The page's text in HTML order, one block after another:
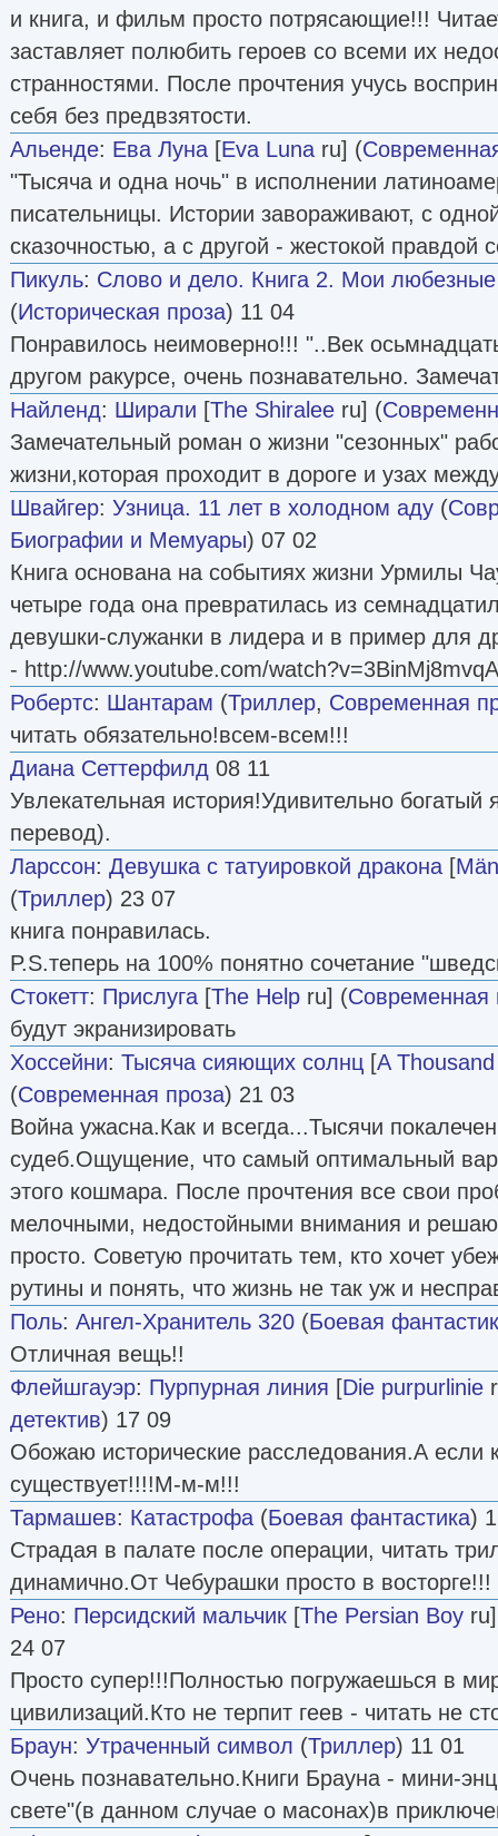
и книга, и фильм просто потрясающие!!!
заставляет полюбить героев со всеми их
странностями. После прочтения учусь
себя без предвзятости.
Альенде: Ева Луна [Eva Luna ru] (
"Тысяча и одна ночь" в исполнении
писательницы. Истории завораживают, с
сказочностью, а с другой - жестокой правдой
Пикуль: Слово и дело. Книга 2. Мои
(Историческая проза) 11 04
Понравилось неимоверно!!! "..Век
другом ракурсе, очень познавательно.
Найленд: Ширали [The Shiralee ru] (
Замечательный роман о жизни "сезонных"
жизни,которая проходит в дороге и узах
Швайгер: Узница. 11 лет в холодном аду (
Биографии и Мемуары) 07 02
Книга основана на событиях жизни Урмилы
четыре года она превратилась из
девушки-служанки в лидера и в пример для
- http://www.youtube.com/
Робертс: Шантарам (Триллер, Современная
читать обязательно!всем-всем!!!
Диана Сеттерфилд 08 11
Увлекательная история!Удивительно богатый
перевод).
Ларссон: Девушка с татуировкой дракона [
(Триллер) 23 07
книга понравилась.
P.S.теперь на 100% понятно сочетание
Стокетт: Прислуга [The Help ru] (Современная
будут экранизировать
Хоссейни: Тысяча сияющих солнц [A
(Современная проза) 21 03
Война ужасна.Как и всегда...Тысячи
судеб.Ощущение, что самый оптимальный
этого кошмара. После прочтения все свои
мелочными, недостойными внимания и
просто. Советую прочитать тем, кто хочет
рутины и понять, что жизнь не так уж и
Поль: Ангел-Хранитель 320 (Боевая
Отличная вещь!!
Флейшгауэр: Пурпурная линия [Die purpurlinie
детектив) 17 09
Обожаю исторические расследования.А если
существует!!!!М-м-м!!!
Тармашев: Катастрофа (Боевая фантастика)
Страдая в палате после операции, читать
динамично.От Чебурашки просто в восторге!!!
Рено: Персидский мальчик [The Persian Boy
24 07
Просто супер!!!Полностью погружаешься в
цивилизаций.Кто не терпит геев - читать не
Браун: Утраченный символ (Триллер) 11 01
Очень познавательно.Книги Брауна - мини-
свете"(в данном случае о масонах)в